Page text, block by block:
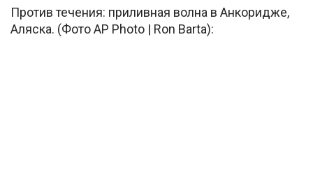
Против течения: приливная волна в Анкоридже,
Аляска. (Фото AP Photo | Ron Barta):